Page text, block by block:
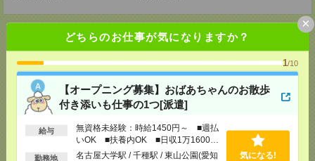
どちらのお仕事が気になりますか？
1/10
【オープニング募集】おばあちゃんのお散歩
付き添いも仕事の1つ[派遣]
給与
無資格未経験：時給1450円～ ■週払
いOK ■扶養内OK ■日収1万1600円
以上
勤務地
名古屋大学駅 / 千種駅 / 東山公園(愛知
気になる!
×
応募ページへ
気になる！